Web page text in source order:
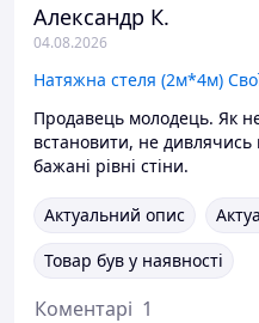
Александр К.
04.08.2026
Продавець молодець. Як
встановити, не дивлячись
бажані рівні стіни.
Актуальний опис
Товар був у наявності
Коментарі 1